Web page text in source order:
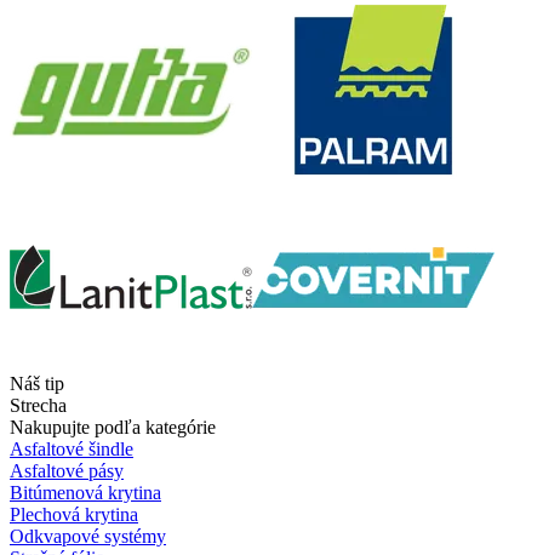
Náš tip
Strecha
Nakupujte podľa kategórie
Asfaltové šindle
Asfaltové pásy
Bitúmenová krytina
Plechová krytina
Odkvapové systémy